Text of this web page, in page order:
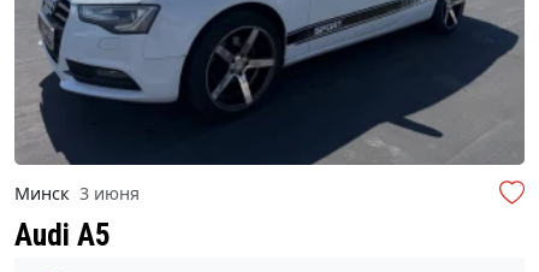
Минск 3 июня
Audi A5